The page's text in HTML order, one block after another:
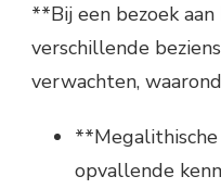
**Bij een bezoek
verschillende
verwachten,
opvallende